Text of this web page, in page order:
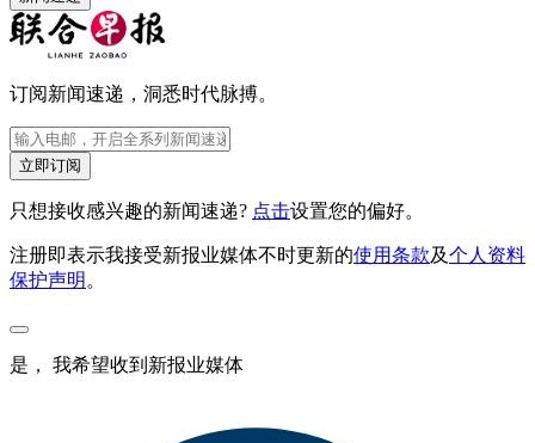
订阅新闻速递，洞悉时代脉搏。
立即订阅
只想接收感兴趣的新闻速递? 点击设置您的偏好。
注册即表示我接受新报业媒体不时更新的使用条款及个人资料
保护声明 。
是， 我希望收到新报业媒体